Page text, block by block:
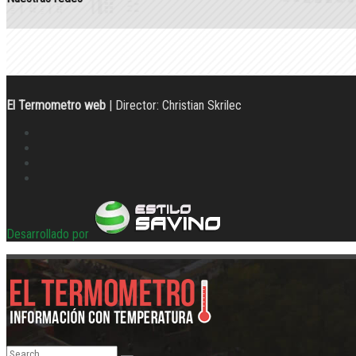
El Termometro web | Director: Christian Skrilec
Desarrollado por